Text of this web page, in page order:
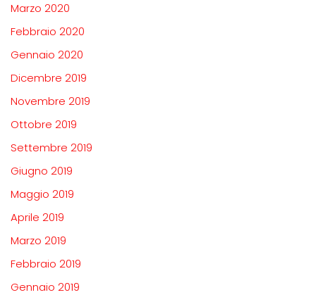
Marzo 2020
Febbraio 2020
Gennaio 2020
Dicembre 2019
Novembre 2019
Ottobre 2019
Settembre 2019
Giugno 2019
Maggio 2019
Aprile 2019
Marzo 2019
Febbraio 2019
Gennaio 2019